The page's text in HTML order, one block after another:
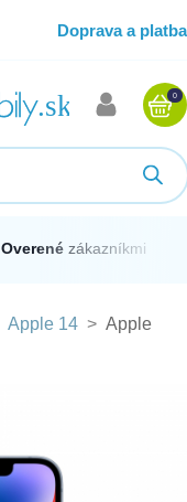
Doprava a platba
0
Overené zákazníkmi
Apple 14 > Apple